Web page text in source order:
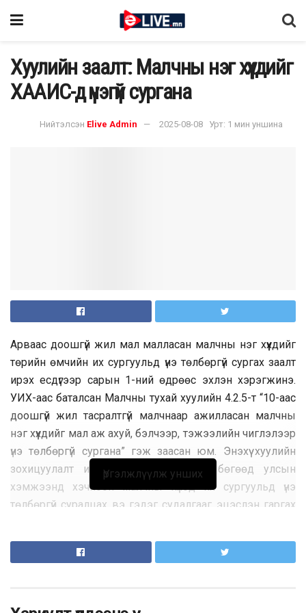
Хуулийн заалт: Малчны нэг хүүхдийг
ХААИС-д үнэгүй сургана
Нийтэлсэн Elive Admin 2025-08-08 Урт: 1 мин уншина
Арваас доошгүй жил мал малласан малчны нэг хүүхдийг
төрийн өмчийн их сургуульд үнэ төлбөргүй сургах заалт
ирэх есдүгээр сарын 1-ний өдрөөс эхлэн хэрэгжинэ.
УИХ-аас баталсан Малчны тухай хуулийн 4.2.5-т “10-аас
доошгүй жил тасралтгүй малчнаар ажилласан малчны
нэг хүүхдийг мал аж ахуй, бэлчээр, тэжээлийн чиглэлээр
үнэ төлбөргүй сургана” гэж заасан юм. Энэхүү хуулийн
зохицуулалт ирэх сараас хэрэгжих бөгөөд улсын
хэмжээнд хэчнээн малчны хүүхэд их сургуульд үнэ
төлбөргүй суралцах вэ гэдэг судалгааг эцэслэн гаргах
Санхүүжилтийн эх үүсвэрийг Боловсролын зээлийн санд
Үргэлжлүүлж унших